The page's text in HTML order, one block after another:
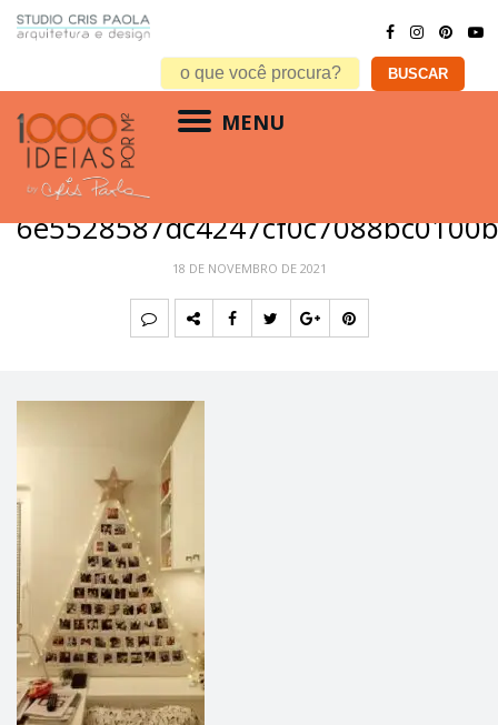
MENU
18 DE NOVEMBRO DE 2021